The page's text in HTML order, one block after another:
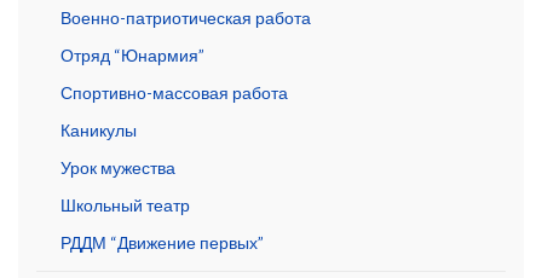
Военно-патриотическая работа
Отряд “Юнармия”
Спортивно-массовая работа
Каникулы
Урок мужества
Школьный театр
РДДМ “Движение первых”